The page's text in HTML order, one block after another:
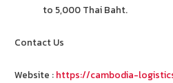
to 5,000 Thai Baht.
Contact Us
Website : https://cambodia-